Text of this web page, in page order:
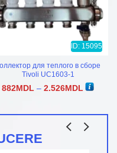
ID: 15095
для теплого в сборе
Tivoli UC1603-1
882MDL – 2.526MDL